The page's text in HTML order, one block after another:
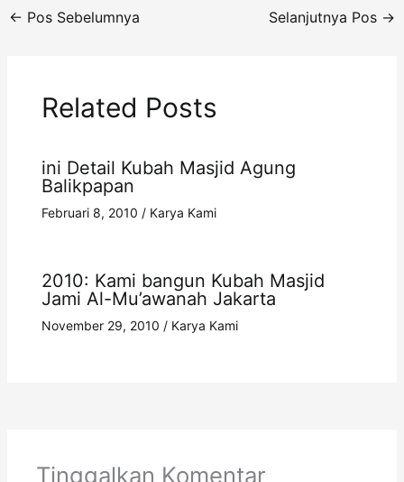
← Pos Sebelumnya Selanjutnya Pos →
Related Posts
ini Detail Kubah Masjid Agung
Balikpapan
Februari 8, 2010 / Karya Kami
2010: Kami bangun Kubah Masjid
Jami Al-Mu’awanah Jakarta
November 29, 2010 / Karya Kami
Tinggalkan Komentar